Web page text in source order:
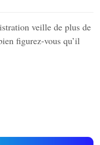
veille de plus de
figurez-vous qu’il